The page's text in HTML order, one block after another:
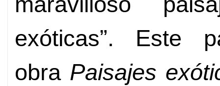
exóticas”. Este
obra Paisajes